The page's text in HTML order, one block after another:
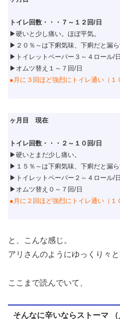
トイレ回数・・・７～１２回/日
▶硬いと少し痛い。ほぼ平気。
▶２０％～は下痢気味、下痢だと漏ら
▶トイレットペーパー３～４ロール/日
▶オムツ替え１～７回/日
●月に３回ほど強烈にトイレ通い（
ヶ月目 現在
トイレ回数・・・２～１０回/日
▶硬いとまだ少し痛い。
▶１５％～は下痢気味、下痢だと漏ら
▶トイレットペーパー２～４ロール/日
▶オムツ替え０～７回/日
●月に２回ほど強烈にトイレ通い（１
と、こんな感じ。
アリさんのようにゆっくり々
ここまで読んでいて、
そんなに辛いならストーマ